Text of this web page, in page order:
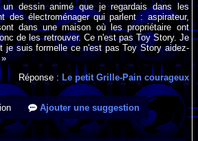
dessin animé que je regardais dans les
des électroménager qui parlent : aspirateur,
dans une maison où les propriétaire ont
de les retrouver. Ce n'est pas Toy Story. Je
je suis formelle ce n'est pas Toy Story aidez-
Réponse : Le petit Grille-Pain courageux
Ajouter une suggestion